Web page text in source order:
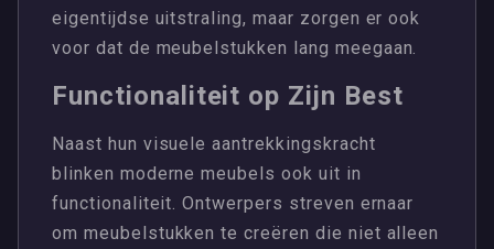
eigentijdse uitstraling, maar zorgen er ook
voor dat de meubelstukken lang meegaan.
Functionaliteit op Zijn Best
Naast hun visuele aantrekkingskracht
blinken moderne meubels ook uit in
functionaliteit. Ontwerpers streven ernaar
om meubelstukken te creëren die niet alleen